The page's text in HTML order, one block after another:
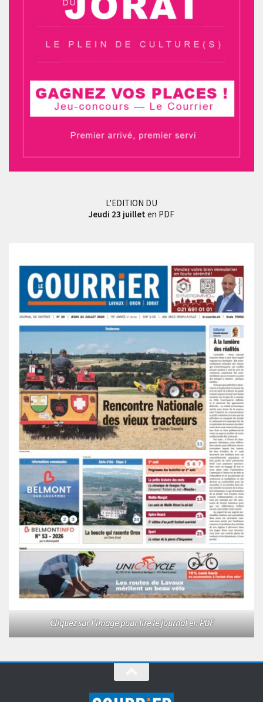
L'EDITION DU
Jeudi 23 juillet en PDF
Cliquez sur l'image pour lire le journal en PDF